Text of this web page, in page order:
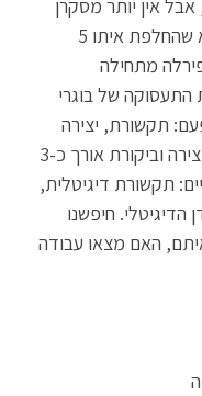
אין יותר מסקרן
מלדעת איפה נמצא היום החבר ההוא שהחלפת איתו 5
מתחילה
התעסוקה של בוגרי
תקשורת, יצירה
וביקורת. תואר B.A כללי בתקשורת יצירה וביקורת אורך כ-3
מעשיים: תקשורת דיגיטלית,
הדיגיטלי. חיפשנו
האם מצאו עבודה